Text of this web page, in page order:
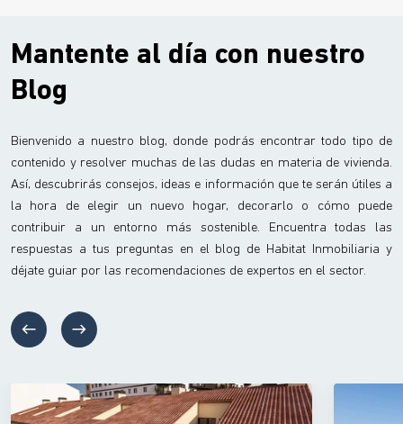
Mantente al día con nuestro
Blog
Bienvenido a nuestro blog, donde podrás encontrar todo tipo de
contenido y resolver muchas de las dudas en materia de vivienda.
Así, descubrirás consejos, ideas e información que te serán útiles a
la hora de elegir un nuevo hogar, decorarlo o cómo puede
contribuir a un entorno más sostenible. Encuentra todas las
respuestas a tus preguntas en el blog de Habitat Inmobiliaria y
déjate guiar por las recomendaciones de expertos en el sector.